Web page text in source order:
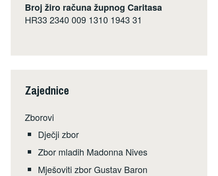
Broj žiro računa župnog Caritasa
HR33 2340 009 1310 1943 31
Zajednice
Zborovi
Dječji zbor
Zbor mladih Madonna Nives
Mješoviti zbor Gustav Baron